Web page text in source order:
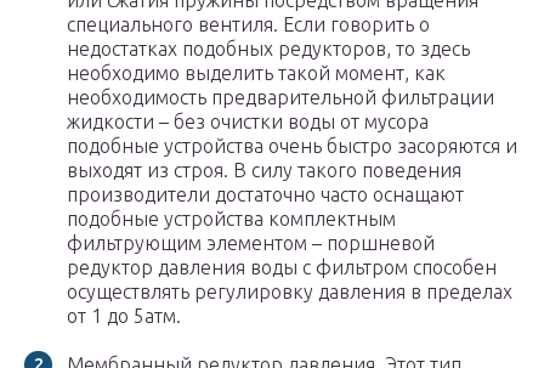
специального вентиля. Если говорить о
недостатках подобных редукторов, то здесь
необходимо выделить такой момент, как
необходимость предварительной фильтрации
жидкости – без очистки воды от мусора
подобные устройства очень быстро засоряются и
выходят из строя. В силу такого поведения
производители достаточно часто оснащают
подобные устройства комплектным
фильтрующим элементом – поршневой
редуктор давления воды с фильтром способен
осуществлять регулировку давления в пределах
от 1 до 5атм.